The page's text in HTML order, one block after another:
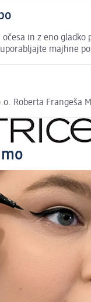
in z eno
majhne
Roberta Frangeša